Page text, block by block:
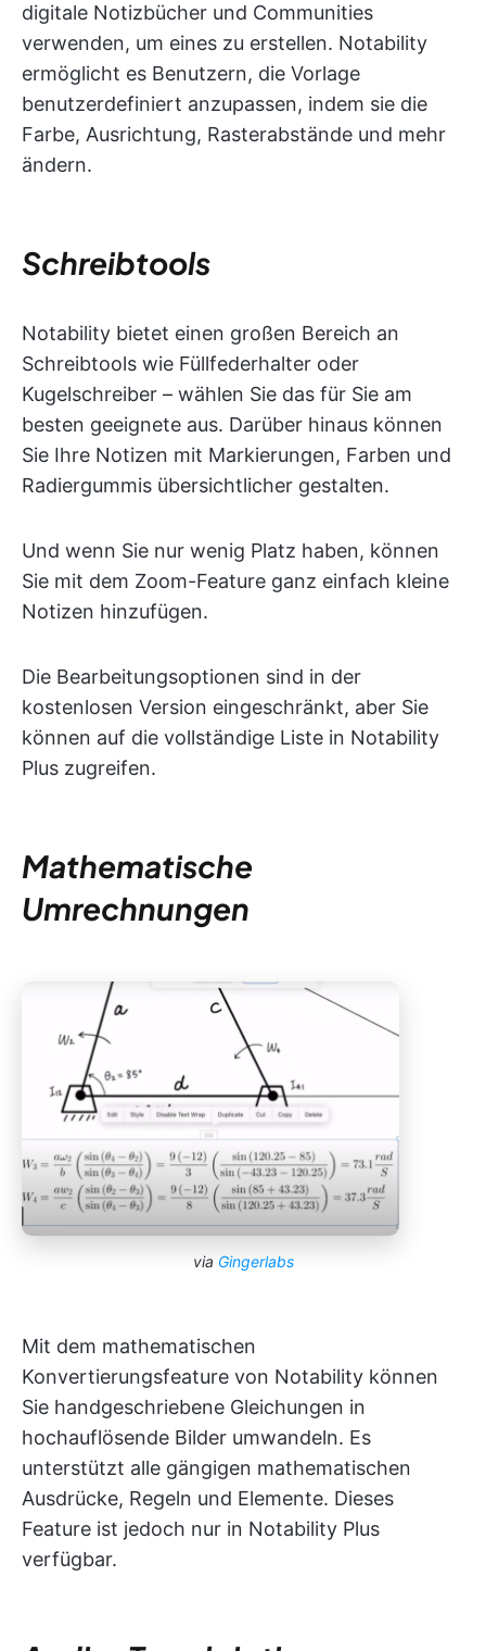
digitale Notizbücher und Communities
verwenden, um eines zu erstellen. Notability
ermöglicht es Benutzern, die Vorlage
benutzerdefiniert anzupassen, indem sie die
Farbe, Ausrichtung, Rasterabstände und mehr
ändern.
Schreibtools
Notability bietet einen großen Bereich an
Schreibtools wie Füllfederhalter oder
Kugelschreiber – wählen Sie das für Sie am
besten geeignete aus. Darüber hinaus können
Sie Ihre Notizen mit Markierungen, Farben und
Radiergummis übersichtlicher gestalten.
Und wenn Sie nur wenig Platz haben, können
Sie mit dem Zoom-Feature ganz einfach kleine
Notizen hinzufügen.
Die Bearbeitungsoptionen sind in der
kostenlosen Version eingeschränkt, aber Sie
können auf die vollständige Liste in Notability
Plus zugreifen.
Mathematische
Umrechnungen
via Gingerlabs
Mit dem mathematischen
Konvertierungsfeature von Notability können
Sie handgeschriebene Gleichungen in
hochauflösende Bilder umwandeln. Es
unterstützt alle gängigen mathematischen
Ausdrücke, Regeln und Elemente. Dieses
Feature ist jedoch nur in Notability Plus
verfügbar.